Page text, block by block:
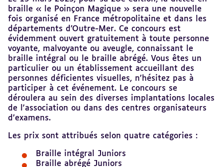
braille « le Poinçon Magique » sera une nouvelle
fois organisé en France métropolitaine et dans les
départements d’Outre-Mer. Ce concours est
évidemment ouvert gratuitement à toute personne
voyante, malvoyante ou aveugle, connaissant le
braille intégral ou le braille abrégé. Vous êtes un
particulier ou un établissement accueillant des
personnes déficientes visuelles, n’hésitez pas à
participer à cet événement. Le concours se
déroulera au sein des diverses implantations locales
de l'association ou dans des centres organisateurs
d’examens.
Les prix sont attribués selon quatre catégories :
Braille intégral Juniors
Braille abrégé Juniors
sommaire